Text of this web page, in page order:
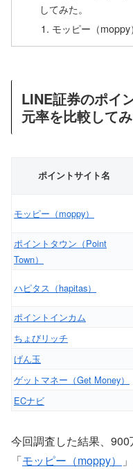
してみた。
モッピー（moppy
LINE証券のポイ
元率を比較してみ
ポイントサイト名
モッピー（moppy）
ポイントタウン（Point
Town）
ハピタス（hapitas）
ポイントインカム
ちょびリッチ
げん玉
ゲットマネー（Get Money）
ECナビ
今回調査した結果、
「モッピー（moppy）